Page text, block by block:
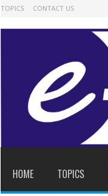
TOPICS CONTACT US
HOME TOPICS